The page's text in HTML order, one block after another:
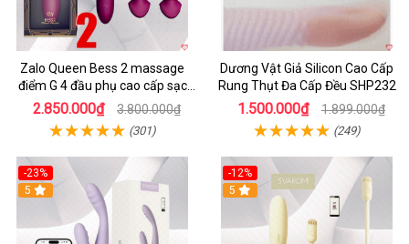
Zalo Queen Bess 2 massage
điểm G 4 đầu phụ cao cấp sạc
tiện lợi
2.850.000₫ 3.800.000₫
(301)
Dương Vật Giả Silicon Cao Cấp
Rung Thụt Đa Cấp Đều SHP232
1.500.000₫ 1.899.000₫
(249)
-23%
5
-12%
5